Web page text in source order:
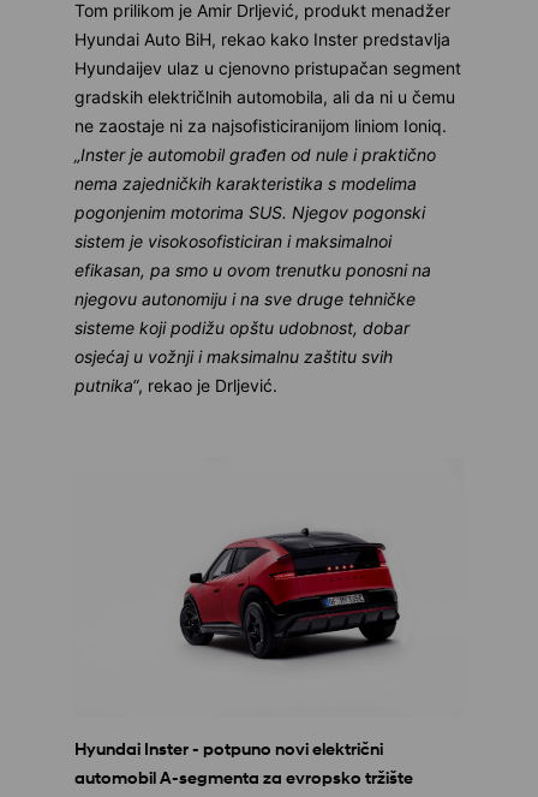
Tom prilikom je Amir Drljević, produkt menadžer
Hyundai Auto BiH, rekao kako Inster predstavlja
Hyundaijev ulaz u cjenovno pristupačan segment
gradskih električlnih automobila, ali da ni u čemu
ne zaostaje ni za najsofisticiranijom liniom Ioniq.
„Inster je automobil građen od nule i praktično
nema zajedničkih karakteristika s modelima
pogonjenim motorima SUS. Njegov pogonski
sistem je visokosofisticiran i maksimalnoi
efikasan, pa smo u ovom trenutku ponosni na
njegovu autonomiju i na sve druge tehničke
sisteme koji podižu opštu udobnost, dobar
osjećaj u vožnji i maksimalnu zaštitu svih
putnika“, rekao je Drljević.
Hyundai Inster - potpuno novi električni
automobil A-segmenta za evropsko tržište